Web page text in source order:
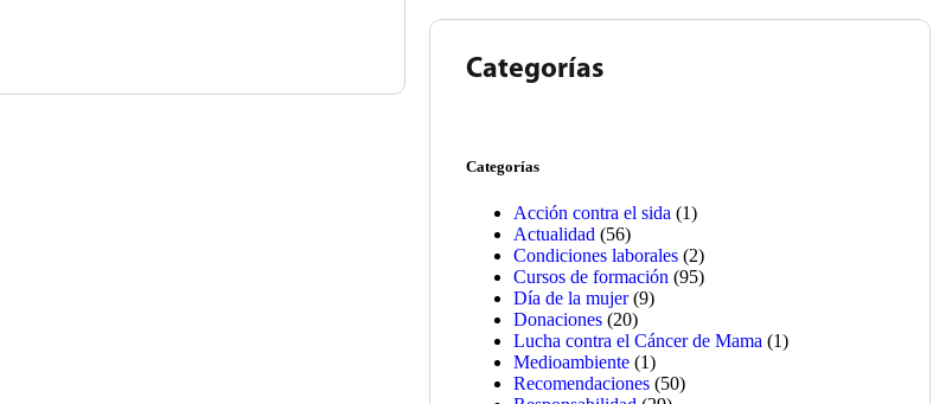
Categorías
Categorías
Acción contra el sida (1)
Actualidad (56)
Condiciones laborales (2)
Cursos de formación (95)
Día de la mujer(9)
Donaciones (20)
Lucha contra el Cáncer de Mama (1)
Medioambiente (1)
Recomendaciones (50)